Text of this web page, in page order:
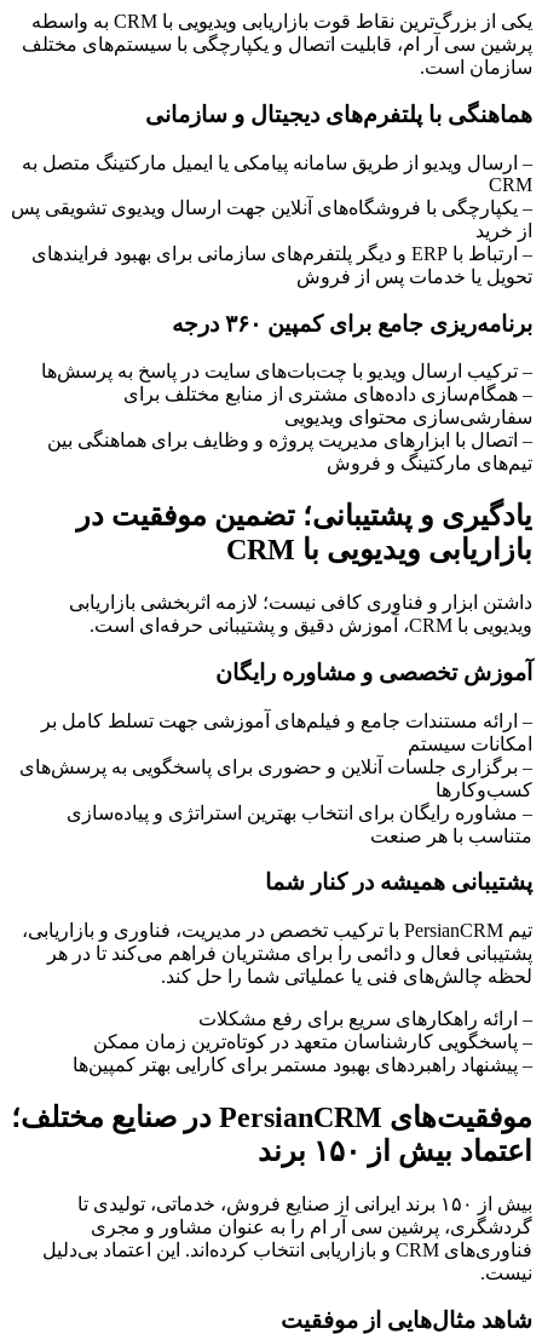
یکی از بزرگ‌ترین نقاط قوت بازاریابی ویدیویی با CRM به واسطه
پرشین سی آر ام، قابلیت اتصال و یکپارچگی با سیستم‌های مختلف
سازمان است.
هماهنگی با پلتفرم‌های دیجیتال و سازمانی
– ارسال ویدیو از طریق سامانه پیامکی یا ایمیل مارکتینگ متصل به
CRM
– یکپارچگی با فروشگاه‌های آنلاین جهت ارسال ویدیوی تشویقی پس
از خرید
– ارتباط با ERP و دیگر پلتفرم‌های سازمانی برای بهبود فرایندهای
تحویل یا خدمات پس از فروش
برنامه‌ریزی جامع برای کمپین ۳۶۰ درجه
– ترکیب ارسال ویدیو با چت‌بات‌های سایت در پاسخ به پرسش‌ها
– همگام‌سازی داده‌های مشتری از منابع مختلف برای
سفارشی‌سازی محتوای ویدیویی
– اتصال با ابزارهای مدیریت پروژه و وظایف برای هماهنگی بین
تیم‌های مارکتینگ و فروش
یادگیری و پشتیبانی؛ تضمین موفقیت در
بازاریابی ویدیویی با CRM
داشتن ابزار و فناوری کافی نیست؛ لازمه اثربخشی بازاریابی
ویدیویی با CRM، آموزش دقیق و پشتیبانی حرفه‌ای است.
آموزش تخصصی و مشاوره رایگان
– ارائه مستندات جامع و فیلم‌های آموزشی جهت تسلط کامل بر
امکانات سیستم
– برگزاری جلسات آنلاین و حضوری برای پاسخگویی به پرسش‌های
کسب‌وکارها
– مشاوره رایگان برای انتخاب بهترین استراتژی و پیاده‌سازی
متناسب با هر صنعت
پشتیبانی همیشه در کنار شما
تیم PersianCRM با ترکیب تخصص در مدیریت، فناوری و بازاریابی،
پشتیبانی فعال و دائمی را برای مشتریان فراهم می‌کند تا در هر
لحظه چالش‌های فنی یا عملیاتی شما را حل کند.
– ارائه راهکارهای سریع برای رفع مشکلات
– پاسخگویی کارشناسان متعهد در کوتاه‌ترین زمان ممکن
– پیشنهاد راهبردهای بهبود مستمر برای کارایی بهتر کمپین‌ها
موفقیت‌های PersianCRM در صنایع مختلف؛
اعتماد بیش از ۱۵۰ برند
بیش از ۱۵۰ برند ایرانی از صنایع فروش، خدماتی، تولیدی تا
گردشگری، پرشین سی آر ام را به عنوان مشاور و مجری
فناوری‌های CRM و بازاریابی انتخاب کرده‌اند. این اعتماد بی‌دلیل
نیست.
شاهد مثال‌هایی از موفقیت